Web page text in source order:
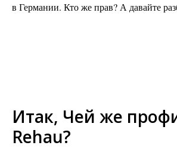
в Германии. Кто же прав? А давайте
Итак, Чей же
Rehau?